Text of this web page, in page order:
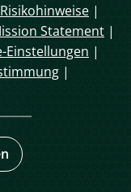
Risikohinweise |
Statement |
Einstellungen |
|